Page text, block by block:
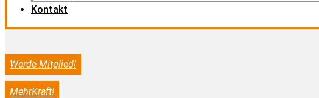
Kontakt
Werde Mitglied!
MehrKraft!